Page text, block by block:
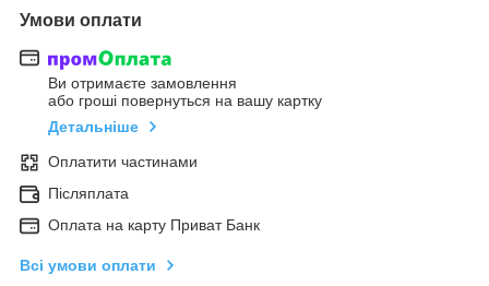
Умови оплати
Ви отримаєте замовлення
або гроші повернуться на вашу картку
Детальніше
Оплатити частинами
Післяплата
Оплата на карту Приват Банк
Всі умови оплати